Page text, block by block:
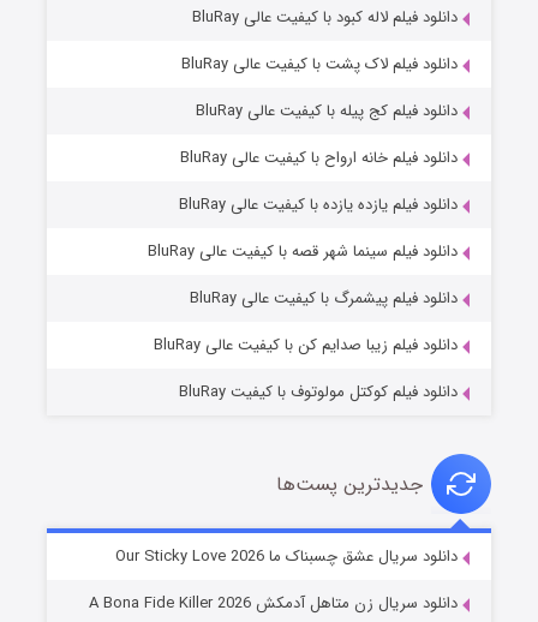
شوهر
دانلود فیلم لاله کبود با کیفیت عالی BluRay
دانلود فیلم لاک پشت با کیفیت عالی BluRay
دانلود فیلم کج‌ پیله با کیفیت عالی BluRay
دانلود فیلم خانه ارواح با کیفیت عالی BluRay
دانلود فیلم یازده یازده با کیفیت عالی BluRay
دانلود فیلم سینما شهر قصه با کیفیت عالی BluRay
دانلود فیلم پیشمرگ با کیفیت عالی BluRay
دانلود فیلم زیبا صدایم کن با کیفیت عالی BluRay
دانلود فیلم کوکتل مولوتوف با کیفیت BluRay
جدیدترین پست‌ها
دانلود سریال عشق چسبناک ما Our Sticky Love 2026
دانلود سریال زن متاهل آدمکش A Bona Fide Killer 2026